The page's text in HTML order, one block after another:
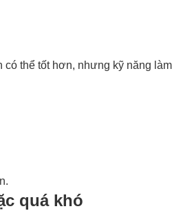
có thể tốt hơn, nhưng kỹ năng làm
quá khó